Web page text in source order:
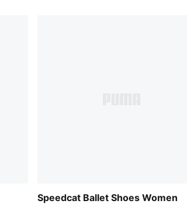
Speedcat Ballet Shoes Women